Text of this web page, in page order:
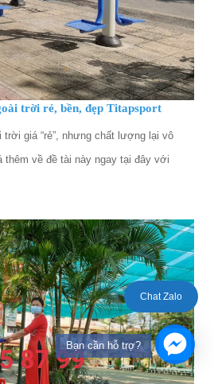
trời rẻ, bền, đẹp Titapsport
trời giá “rẻ”, nhưng chất lượng lại vô
thêm về đề tài này ngay tại đây với
Chat Zalo
Bạn cần hỗ trợ?